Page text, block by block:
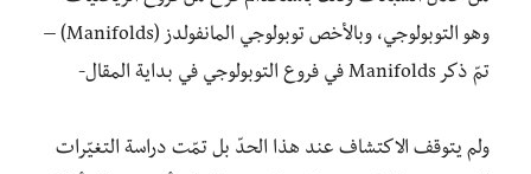
وهو التوبولوجي، وبالأخص توبولوجي المانفولدز (Manifolds) –
تمّ ذكر Manifolds في فروع التوبولوجي في بداية المقال-
ولم يتوقف الاكتشاف عند هذا الحدّ بل تمّت دراسة التغيّرات